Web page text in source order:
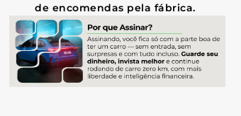
de encomendas pela fábrica.